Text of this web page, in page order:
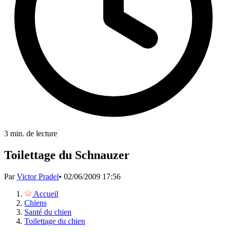
3 min. de lecture
Toilettage du Schnauzer
ParVictor Pradel• 02/06/2009 17:56
Accueil
Chiens
Santé du chien
Toilettage du chien